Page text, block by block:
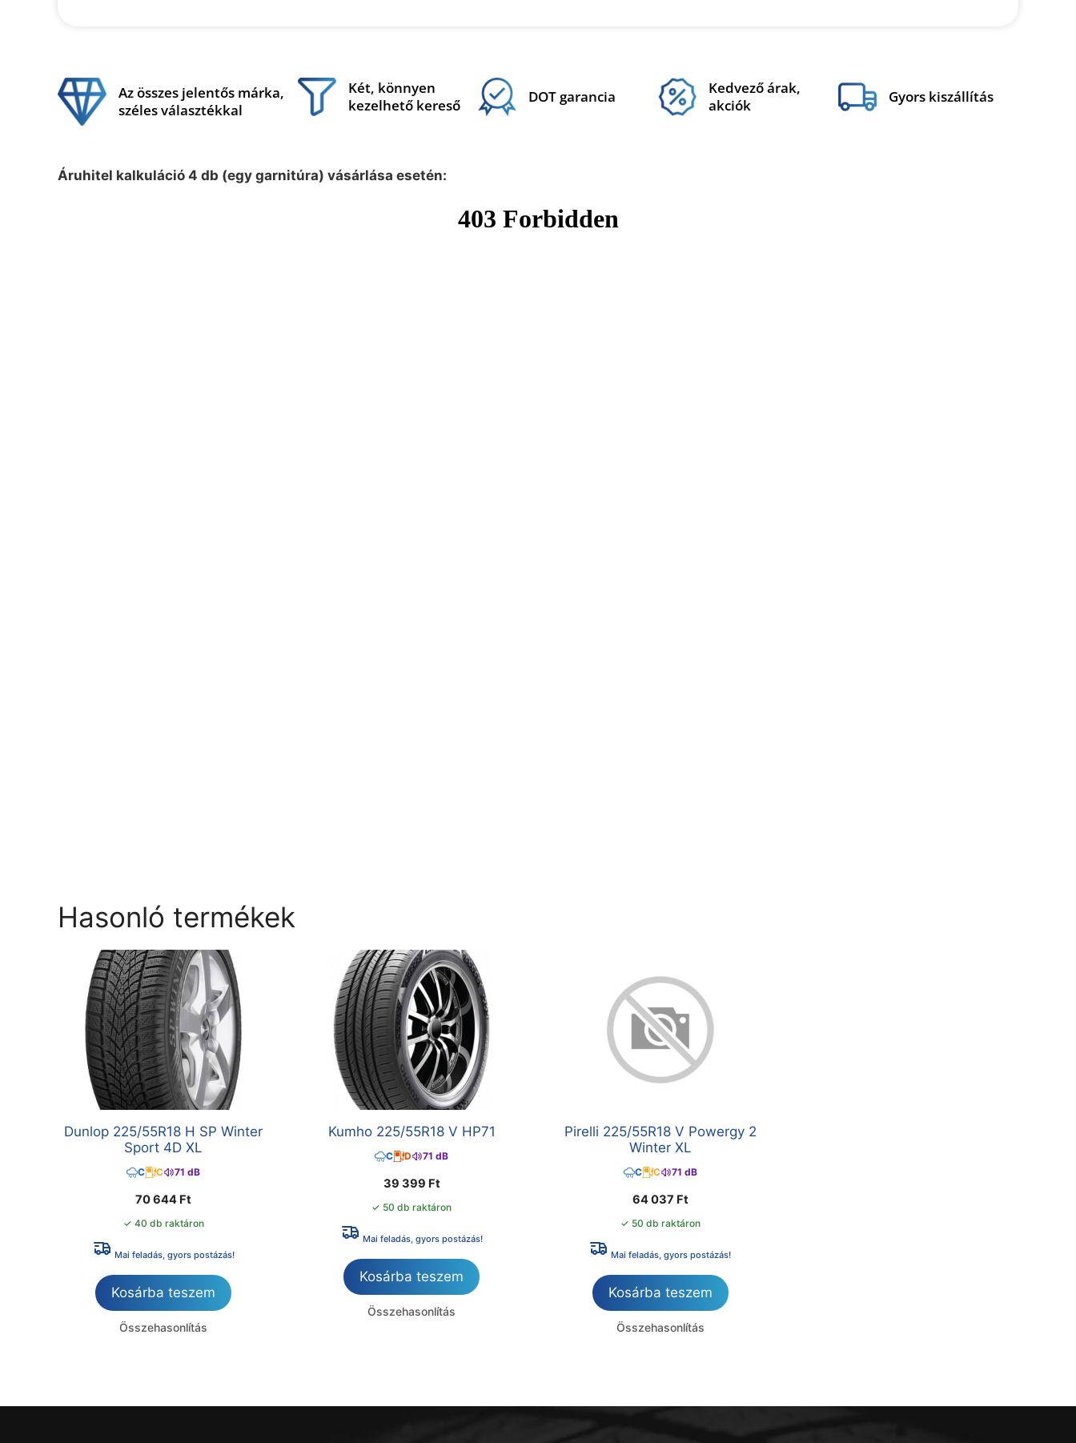
Az összes jelentős márka,
széles választékkal
Két, könnyen
kezelhető kereső
DOT garancia
Kedvező árak,
akciók
Gyors kiszállítás
Áruhitel kalkuláció 4 db (egy garnitúra) vásárlása esetén:
Hasonló termékek
Dunlop 225/55R18 H SP Winter
Sport 4D XL
C C 71 dB
70 644 Ft
✓ 40 db raktáron
Mai feladás, gyors postázás!
Kosárba teszem
Összehasonlítás
Kumho 225/55R18 V HP71
C D 71 dB
39 399 Ft
✓ 50 db raktáron
Mai feladás, gyors postázás!
Kosárba teszem
Összehasonlítás
Pirelli 225/55R18 V Powergy 2
Winter XL
C C 71 dB
64 037 Ft
✓ 50 db raktáron
Mai feladás, gyors postázás!
Kosárba teszem
Összehasonlítás